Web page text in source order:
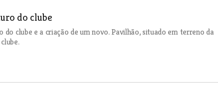
do clube
clube e a criação de um novo. Pavilhão, situado em terreno da